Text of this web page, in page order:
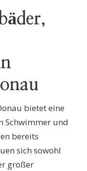
bietet eine
Schwimmer und
bereits
sich sowohl
großer